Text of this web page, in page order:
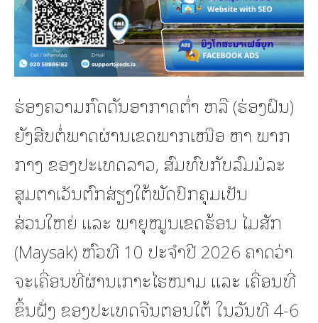
ຮ່ອງຄວາມກົດດັນອາກາດຕໍ່າ ຫລື (ຮ່ອງຝົນ)
ຍັງສືບຕໍ່ພາດຜ່ານເຂດພາກເໜືອ ຫາ ພາກ
ກາງ ຂອງປະເທດລາວ, ສົມທົບກັບລົມມໍລະ
ສຸມຕາເວັນຕົກສ່ຽງໃຕ້ພັດປົກຄຸມເປັນ
ສ່ວນໃຫຍ່ ແລະ ພາຍຸໝູນເຂດຮ້ອນ ໄມສັກ
(Maysak) ຫົວທີ 10 ປະຈໍາປີ 2026 ຄາດວ່າ
ຈະເຄື່ອນທີ່ຜ່ານເກາະໄຮໜາມ ແລະ ເຄື່ອນທີ່
ຂຶ້ນຝັ່ງ ຂອງປະເທດຈີນຕອນໃຕ້ ໃນວັນທີ 4-6